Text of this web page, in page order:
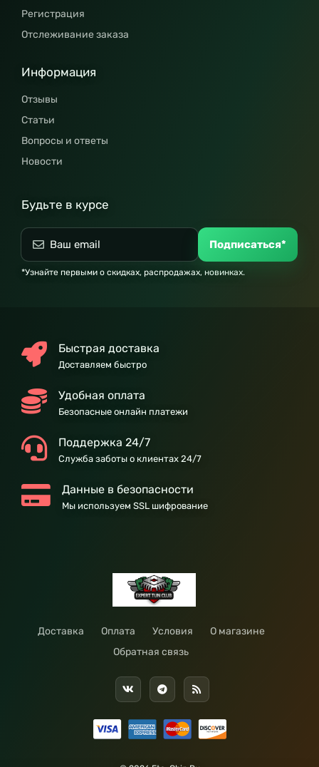
Регистрация
Отслеживание заказа
Информация
Отзывы
Статьи
Вопросы и ответы
Новости
Будьте в курсе
Подписаться*
*Узнайте первыми о скидках, распродажах, новинках.
Быстрая доставка
Доставляем быстро
Удобная оплата
Безопасные онлайн платежи
Поддержка 24/7
Служба заботы о клиентах 24/7
Данные в безопасности
Мы используем SSL шифрование
Доставка Оплата Условия
О магазине
Обратная связь